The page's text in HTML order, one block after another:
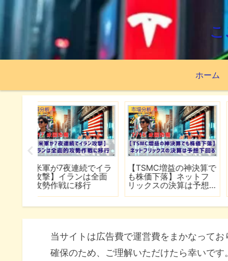
ホーム
市場分析
【TSMC増益の神決算で
も株価下落】ネットフ
リックスの決算は予想
市場分析
【スペースXが公開価
割れ】FOMCで何が語
れるのか
当サイトは広告費で運営費をまかなって
確保のため、ご理解いただけたら幸いです